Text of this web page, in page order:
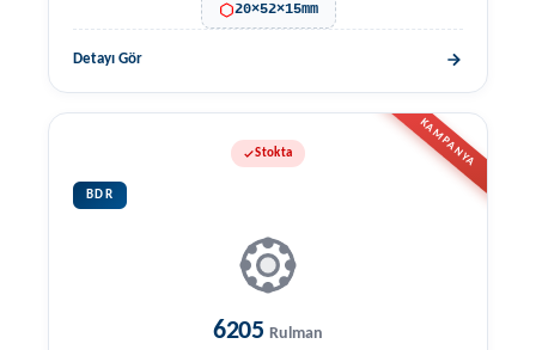
20×52×15mm
Detayı Gör
KAMPANYA
Stokta
BDR
6205 Rulman